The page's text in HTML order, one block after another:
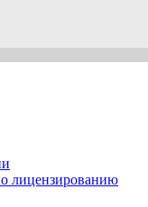
лицензированию